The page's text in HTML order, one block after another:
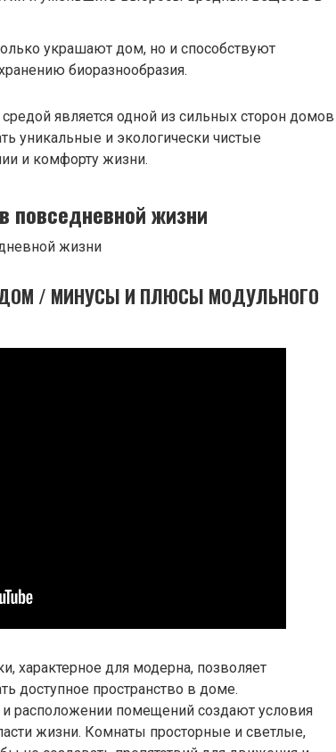
украшают дом, но и способствуют
биоразнообразия.
является одной из сильных сторон домов
уникальные и экологически чистые
и комфорту жизни.
повседневной жизни
/ МИНУСЫ И ПЛЮСЫ МОДУЛЬНОГО
характерное для модерна, позволяет
доступное пространство в доме.
расположении помещений создают условия
жизни. Комнаты просторные и светлые,